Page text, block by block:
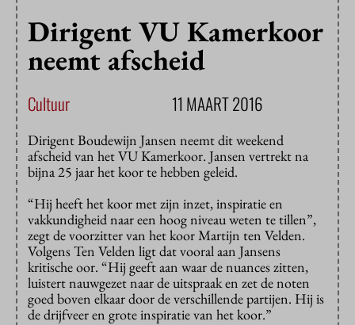
Dirigent VU Kamerkoor
neemt afscheid
Cultuur 11 MAART 2016
Dirigent Boudewijn Jansen neemt dit weekend
afscheid van het VU Kamerkoor. Jansen vertrekt na
bijna 25 jaar het koor te hebben geleid.
“Hij heeft het koor met zijn inzet, inspiratie en
vakkundigheid naar een hoog niveau weten te tillen”,
zegt de voorzitter van het koor Martijn ten Velden.
Volgens Ten Velden ligt dat vooral aan Jansens
kritische oor. “Hij geeft aan waar de nuances zitten,
luistert nauwgezet naar de uitspraak en zet de noten
goed boven elkaar door de verschillende partijen. Hij is
de drijfveer en grote inspiratie van het koor.”